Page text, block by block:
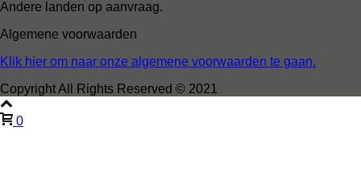
Andere landen op aanvraag.
Algemene voorwaarden
Klik hier om naar onze algemene voorwaarden te gaan.
Copyright All Rights Reserved © 2021
0